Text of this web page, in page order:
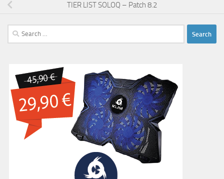
TIER LIST SOLOQ – Patch 8.2
Search
for: